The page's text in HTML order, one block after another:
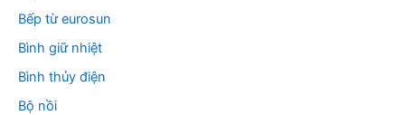
Bếp từ eurosun
Bình giữ nhiệt
Bình thủy điện
Bộ nồi